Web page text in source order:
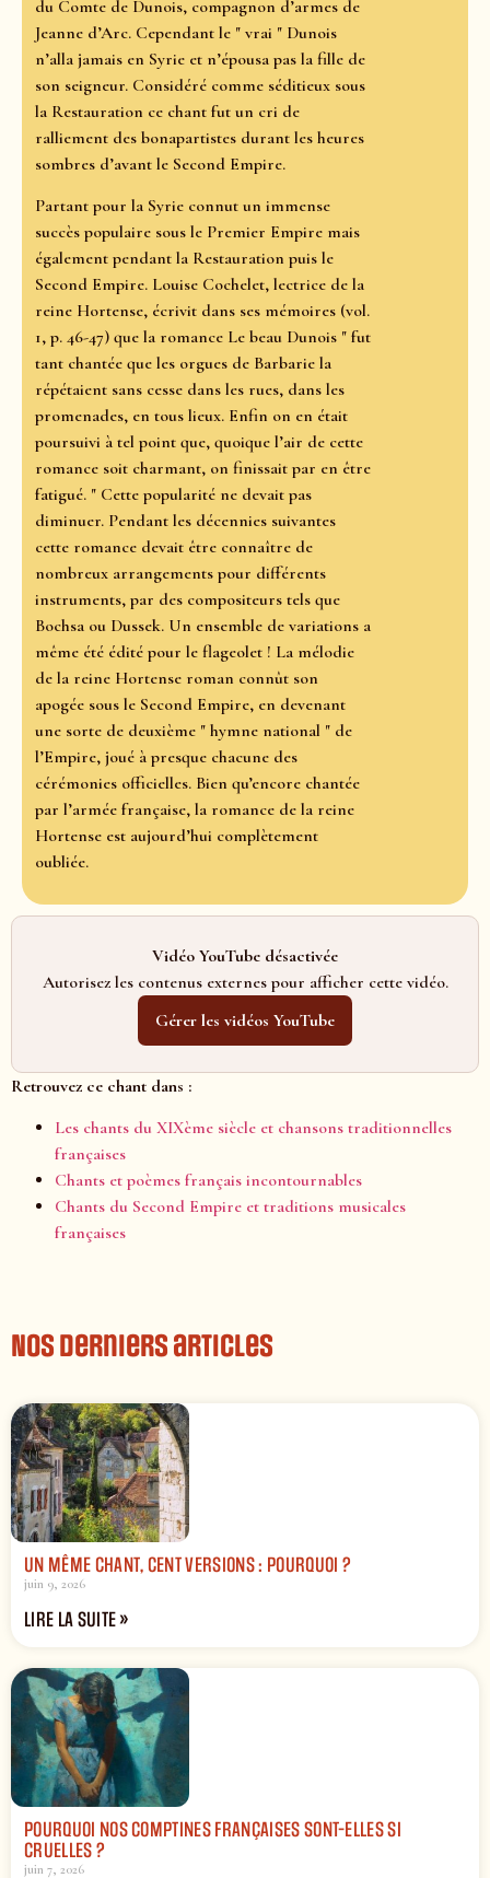
du Comte de Dunois, compagnon d’armes de
Jeanne d’Arc. Cependant le " vrai " Dunois
n’alla jamais en Syrie et n’épousa pas la fille de
son seigneur. Considéré comme séditieux sous
la Restauration ce chant fut un cri de
ralliement des bonapartistes durant les heures
sombres d’avant le Second Empire.
Partant pour la Syrie connut un immense
succès populaire sous le Premier Empire mais
également pendant la Restauration puis le
Second Empire. Louise Cochelet, lectrice de la
reine Hortense, écrivit dans ses mémoires (vol.
1, p. 46-47) que la romance Le beau Dunois " fut
tant chantée que les orgues de Barbarie la
répétaient sans cesse dans les rues, dans les
promenades, en tous lieux. Enfin on en était
poursuivi à tel point que, quoique l’air de cette
romance soit charmant, on finissait par en être
fatigué. " Cette popularité ne devait pas
diminuer. Pendant les décennies suivantes
cette romance devait être connaître de
nombreux arrangements pour différents
instruments, par des compositeurs tels que
Bochsa ou Dussek. Un ensemble de variations a
même été édité pour le flageolet ! La mélodie
de la reine Hortense roman connût son
apogée sous le Second Empire, en devenant
une sorte de deuxième " hymne national " de
l’Empire, joué à presque chacune des
cérémonies officielles. Bien qu’encore chantée
par l’armée française, la romance de la reine
Hortense est aujourd’hui complètement
oubliée.
Vidéo YouTube désactivée
Autorisez les contenus externes pour afficher cette vidéo.
Gérer les vidéos YouTube
Retrouvez ce chant dans :
Les chants du XIXème siècle et chansons traditionnelles
françaises
Chants et poèmes français incontournables
Chants du Second Empire et traditions musicales
françaises
Nos derniers articles
UN MÊME CHANT, CENT VERSIONS : POURQUOI ?
juin 9, 2026
LIRE LA SUITE »
POURQUOI NOS COMPTINES FRANÇAISES SONT-ELLES SI
CRUELLES ?
juin 7, 2026